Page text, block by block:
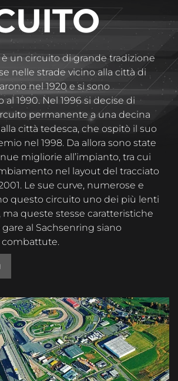
un circuito di grande tradizione
nelle strade vicino alla città di
nel 1920 e si sono
1990. Nel 1996 si decise di
permanente a una decina
città tedesca, che ospitò il suo
nel 1998. Da allora sono state
migliorie all’impianto, tra cui
nel layout del tracciato
Le sue curve, numerose e
questo circuito uno dei più lenti
ma queste stesse caratteristiche
al Sachsenring siano